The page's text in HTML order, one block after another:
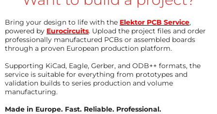
Bring your design to life with the Elektor PCB Service,
powered by Eurocircuits. Upload the project files and order
professionally manufactured PCBs or assembled boards
through a proven European production platform.
Supporting KiCad, Eagle, Gerber, and ODB++ formats, the
service is suitable for everything from prototypes and
validation builds to series production and volume
manufacturing.
Made in Europe. Fast. Reliable. Professional.